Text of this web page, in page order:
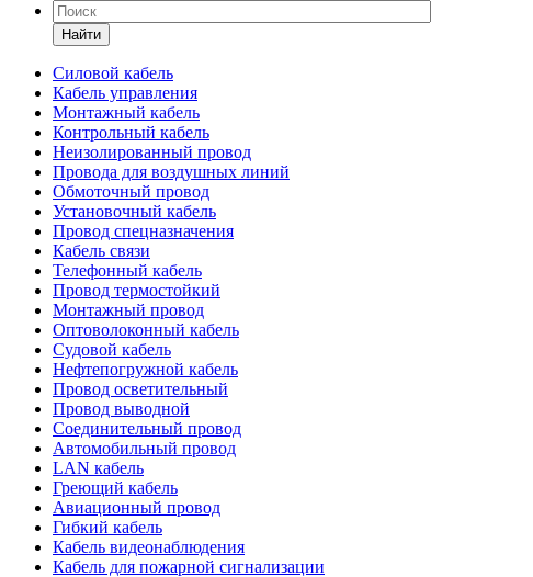
Найти
Силовой кабель
Кабель управления
Монтажный кабель
Контрольный кабель
Неизолированный провод
Провода для воздушных линий
Обмоточный провод
Установочный кабель
Провод спецназначения
Кабель связи
Телефонный кабель
Провод термостойкий
Монтажный провод
Оптоволоконный кабель
Судовой кабель
Нефтепогружной кабель
Провод осветительный
Провод выводной
Соединительный провод
Автомобильный провод
LAN кабель
Греющий кабель
Авиационный провод
Гибкий кабель
Кабель видеонаблюдения
Кабель для пожарной сигнализации